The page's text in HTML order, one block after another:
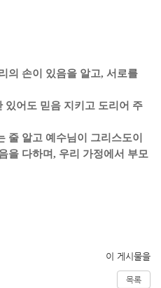
의 손이 있음을 알고, 서로를
있어도 믿음 지키고 도리어 주
줄 알고 예수님이 그리스도이
을 다하며, 우리 가정에서 부모
이 게시물을
목록